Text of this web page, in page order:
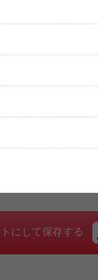
んので、あらかじめご
す。
にして保存する